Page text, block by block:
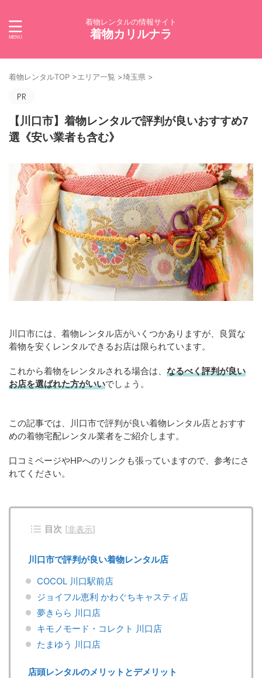
着物レンタルの情報サイト
着物カリルナラ
着物レンタルTOP >エリア一覧 >埼玉県 >
【川口市】着物レンタルで評判が良いおすすめ7
選《安い業者も含む》
川口市には、着物レンタル店がいくつかありますが、良質な
着物を安くレンタルできるお店は限られています。
これから着物をレンタルされる場合は、 なるべく評判が良い
お店を選ばれた方がいいでしょう。
この記事では、川口市で評判が良い着物レンタル店とおすす
めの着物宅配レンタル業者をご紹介します。
口コミページやHPへのリンクも張っていますので、参考にさ
れてください。
目次 [非表示]
川口市で評判が良い着物レンタル店
COCOL 川口駅前店
ジョイフル恵利 かわぐちキャスティ店
夢きらら 川口店
キモノモード・コレクト 川口店
たまゆう 川口店
店頭レンタルのメリットとデメリット